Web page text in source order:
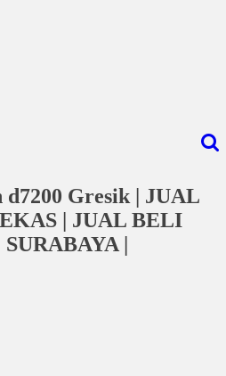
Gresik | JUAL
| JUAL BELI
|